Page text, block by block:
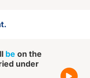
be on the
under